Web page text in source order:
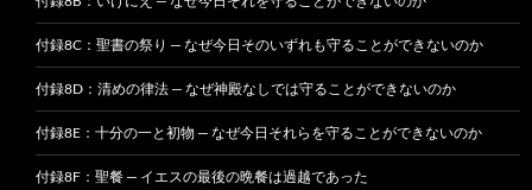
付録8C：聖書の祭り — なぜ今日そのいずれも守ることができないのか
付録8D：清めの律法 — なぜ神殿なしでは守ることができないのか
付録8E：十分の一と初物 — なぜ今日それらを守ることができないのか
付録8F：聖餐 — イエスの最後の晩餐は過越であった